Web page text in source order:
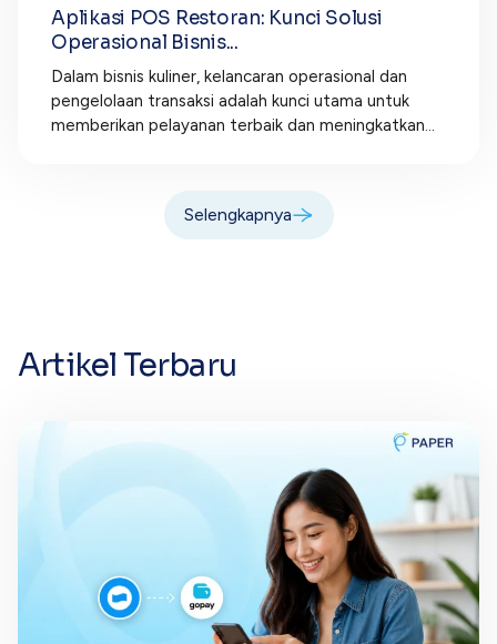
Aplikasi POS Restoran: Kunci Solusi
Operasional Bisnis...
Dalam bisnis kuliner, kelancaran operasional dan
pengelolaan transaksi adalah kunci utama untuk
memberikan pelayanan terbaik dan meningkatkan...
Selengkapnya
Artikel Terbaru